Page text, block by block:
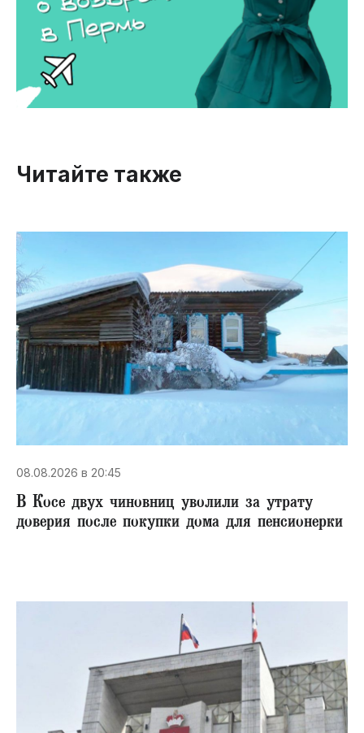
Читайте также
08.08.2026 в 20:45
В Косе двух чиновниц уволили за утрату
доверия после покупки дома для пенсионерки